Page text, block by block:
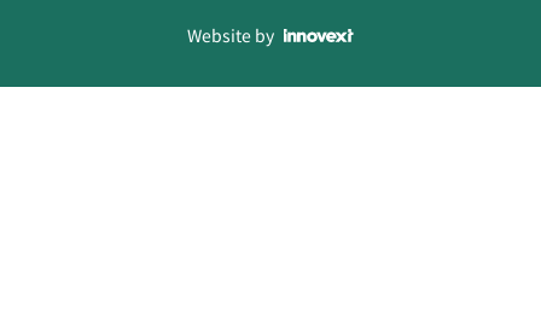
Website by